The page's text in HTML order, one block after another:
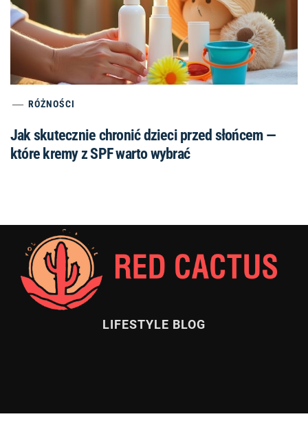
RÓŻNOŚCI
Jak skutecznie chronić dzieci przed słońcem —
które kremy z SPF warto wybrać
LIFESTYLE BLOG